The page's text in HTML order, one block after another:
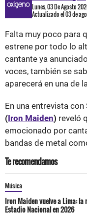
Lunes, 03 De Agosto
Actualizado el 03 de
Falta muy poco para
estrene por todo lo
cantante ya
voces, también se
aparecerá en una de
En una entrevista con
(Iron Maiden) reveló
emocionado por
bandas de metal
Te recomendamos
Música
Iron Maiden vuelve a Lima:
Estadio Nacional en 2026